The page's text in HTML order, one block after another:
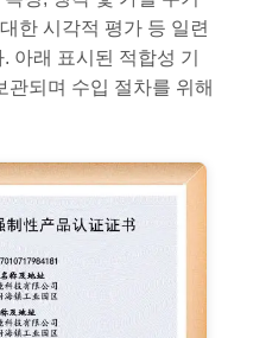
한 시각적 평가 등 일련
아래 표시된 적합성 기
관되며 수입 절차를 위해